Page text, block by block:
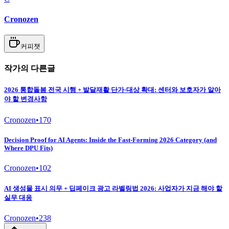
Cronozen
커피챗
작가의 다른글
2026 통합돌봄 전국 시행 + 발달재활 단가·대상 확대: 센터와 보호자가 알아
야 할 변경사항
Cronozen•170
Decision Proof for AI Agents: Inside the Fast-Forming 2026 Category (and
Where DPU Fits)
Cronozen•102
AI 생성물 표시 의무 + 딥페이크 광고 라벨링법 2026: 사업자가 지금 해야 할
실무 대응
Cronozen•238